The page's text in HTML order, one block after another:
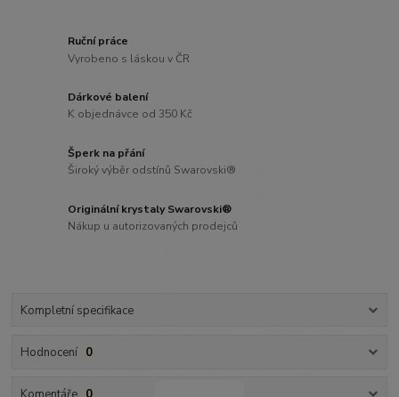
Ruční práce
Vyrobeno s láskou v ČR
Dárkové balení
K objednávce od 350 Kč
Šperk na přání
Široký výběr odstínů Swarovski®
Originální krystaly Swarovski®
Nákup u autorizovaných prodejců
Kompletní specifikace
Hodnocení 0